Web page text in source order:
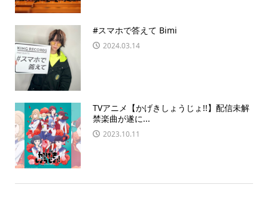
#スマホで答えて Bimi
2024.03.14
TVアニメ【かげきしょうじょ!!】配信未解
禁楽曲が遂に...
2023.10.11